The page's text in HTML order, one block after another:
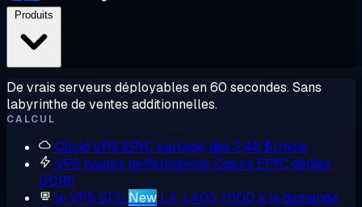
De vrais serveurs déployables en 60 secondes. Sans
labyrinthe de ventes additionnelles.
CALCUL
Cloud VPS EPYC partagé, dès 2,48 $/mois
VPS hautes performances Cœurs EPYC dédiés,
DDR5
le VPS GPU New L4, L40S, H100 à la demande